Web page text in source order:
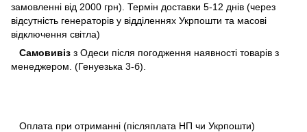
замовленні від 2000 грн). Термін доставки 5-12 днів (через
відсутність генераторів у відділеннях Укрпошти та масові
відключення світла)
Самовивіз з Одеси після погодження наявності товарів з
менеджером. (Генуезька 3-б).
Оплата при отриманні (післяплата НП чи Укрпошти)